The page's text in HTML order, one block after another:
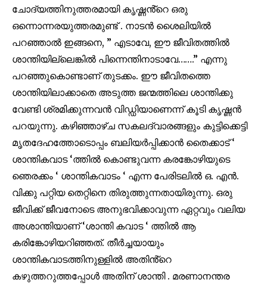
Join our community of
SUBSCRIBERS and be part of the
conversation.
To subscribe, simply enter your email address on our website
or click the subscribe button below. Don't worry, we respect
your privacy and won't spam your inbox. Your information is
safe with us.
ചോദ്യത്തിനുത്തരമായി കൃഷ്ണൻ്റെ ഒരു
ഒന്നൊന്നരയുത്തരമുണ്ട് . നാടൻ ശൈലിയിൽ
പറഞ്ഞാൽ ഇങ്ങനെ, ” എടാവേ, ഈ ജീവിതത്തിൽ
ശാന്തിയില്ലെങ്കിൽ പിന്നെന്തിനാടാവേ…….” എന്നു
പറഞ്ഞുകൊണ്ടാണ് തുടക്കം. ഈ ജീവിതത്തെ
ശാന്തിയിലാക്കാതെ അടുത്ത ജന്മത്തിലെ ശാന്തിക്കു
വേണ്ടി ശ്രമിക്കുന്നവൻ വിഡ്ഡിയാണെന്ന് കൂടി കൃഷ്ണൻ
പറയുന്നു. കഴിഞ്ഞാഴ്ച സകലദ്വാരങ്ങളും കുട്ടിക്കെട്ടി
മൃതദേഹത്തോടൊപ്പം ബലിയർപ്പിക്കാൻ തൈക്കാട്‘
ശാന്തികവാട ‘ത്തിൽ കൊണ്ടുവന്ന കരങ്കോഴിയുടെ
ഞെരക്കം ‘ ശാന്തികവാടം ‘ എന്ന പേരിടലിൽ ഒ. എൻ.
വിക്കു പറ്റിയ തെറ്റിനെ തിരുത്തുന്നതായിരുന്നു. ഒരു
ജീവിക്ക് ജീവനോടെ അനുഭവിക്കാവുന്ന ഏറ്റവും വലിയ
അശാന്തിയാണ്‘ശാന്തി കവാട ‘ ത്തിൽ ആ
കരിങ്കോഴിയറിഞ്ഞത്. തീർച്ചയായും
ശാന്തികവാടത്തിനുള്ളിൽ അതിൻ്റെ
കഴുത്തറുത്തപ്പോൾ അതിന് ശാന്തി . മരണാനന്തര